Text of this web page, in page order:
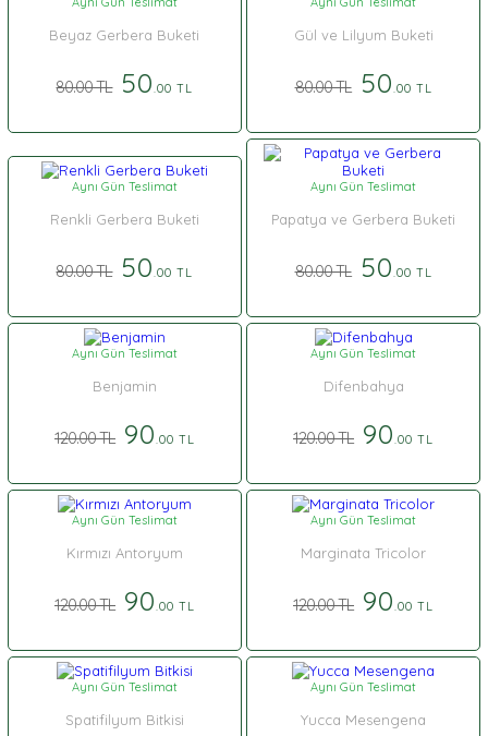
Beyaz Gerbera Buketi
80.00 TL50 .00 TL
Gül ve Lilyum Buketi
80.00 TL50 .00 TL
Aynı Gün Teslimat
Renkli Gerbera Buketi
80.00 TL50 .00 TL
Aynı Gün Teslimat
Papatya ve Gerbera Buketi
80.00 TL50 .00 TL
Aynı Gün Teslimat
Benjamin
120.00 TL90 .00 TL
Aynı Gün Teslimat
Difenbahya
120.00 TL 90 .00 TL
Aynı Gün Teslimat
Kırmızı Antoryum
120.00 TL90 .00 TL
Aynı Gün Teslimat
Marginata Tricolor
120.00 TL 90 .00 TL
Aynı Gün Teslimat
Spatifilyum Bitkisi
Aynı Gün Teslimat
Yucca Mesengena